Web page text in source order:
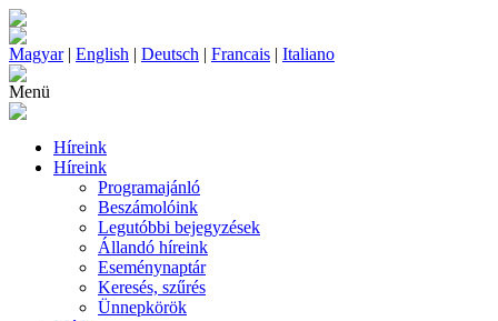
Magyar| English | Deutsch | Francais | Italiano
Menü
Híreink
Híreink
Programajánló
Beszámolóink
Legutóbbi bejegyzések
Állandó híreink
Eseménynaptár
Keresés, szűrés
Ünnepkörök